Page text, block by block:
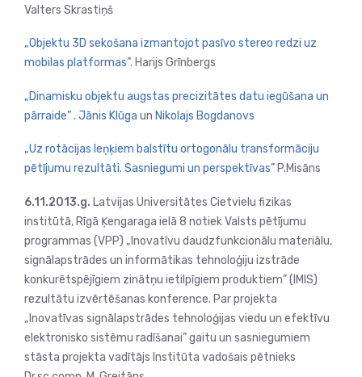
Valters Skrastiņš
„Objektu 3D sekošana izmantojot pasīvo stereo redzi uz
mobilas platformas”. Harijs Grīnbergs
„Dinamisku objektu augstas precizitātes datu iegūšana un
pārraide” . Jānis Klūga un Nikolajs Bogdanovs
„Uz rotācijas leņķiem balstītu ortogonālu transformāciju
pētījumu rezultāti. Sasniegumi un perspektīvas” P.Misāns
6.11.2013.g. Latvijas Universitātes Cietvielu fizikas
institūtā, Rīgā Ķengaraga ielā 8 notiek Valsts pētījumu
programmas (VPP) „Inovatīvu daudzfunkcionālu materiālu,
signālapstrādes un informātikas tehnoloģiju izstrāde
konkurētspējīgiem zinātņu ietilpīgiem produktiem” (IMIS)
rezultātu izvērtēšanas konference. Par projekta
„Inovatīvas signālapstrādes tehnoloģijas viedu un efektīvu
elektronisko sistēmu radīšanai” gaitu un sasniegumiem
stāsta projekta vadītājs Institūta vadošais pētnieks